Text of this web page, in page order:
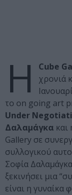
Η Cube
χρονιά
το on going art
Under
Δαλαμάγκα και
Gallery σε
συλλογικού
Σοφία
ξεκινήσει μια
είναι η